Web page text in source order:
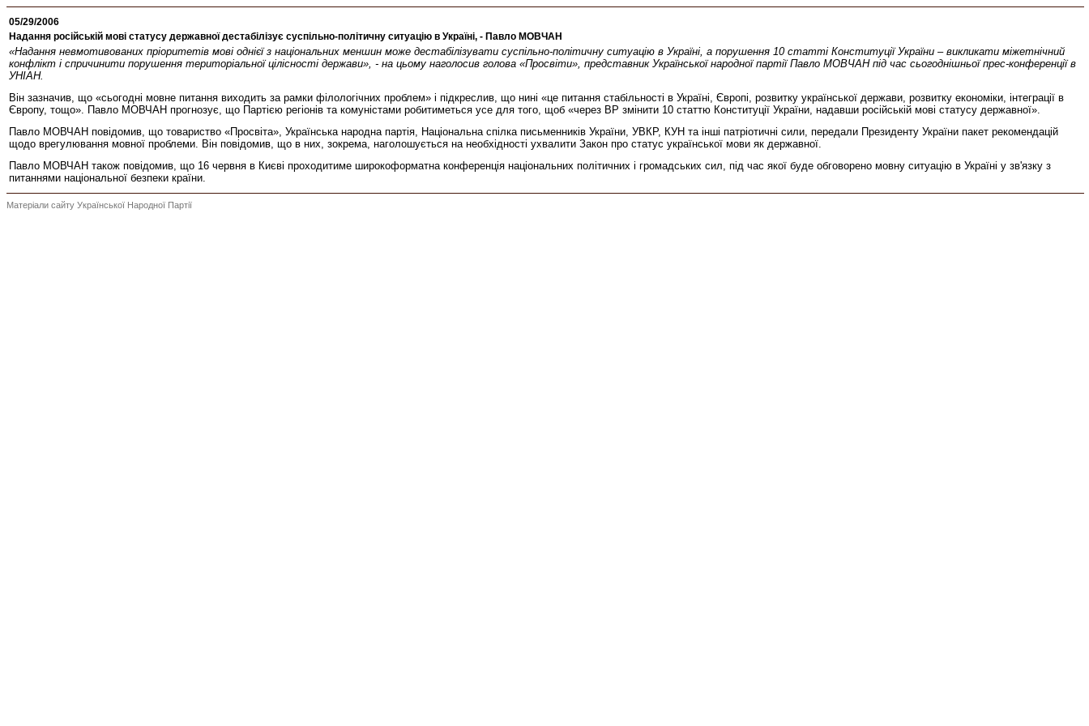
05/29/2006
Надання російській мові статусу державної дестабілізує суспільно-політичну ситуацію в Україні, - Павло МОВЧАН
«Надання невмотивованих пріоритетів мові однієї з національних меншин може дестабілізувати суспільно-політичну ситуацію в Україні, а порушення 10 статті Конституції України – викликати міжетнічний
конфлікт і спричинити порушення територіальної цілісності держави», - на цьому наголосив голова «Просвіти», представник Української народної партії Павло МОВЧАН під час сьогоднішньої прес-конференції в
УНІАН.
Він зазначив, що «сьогодні мовне питання виходить за рамки філологічних проблем» і підкреслив, що нині «це питання стабільності в Україні, Європі, розвитку української держави, розвитку економіки, інтеграції в
Європу, тощо». Павло МОВЧАН прогнозує, що Партією регіонів та комуністами робитиметься усе для того, щоб «через ВР змінити 10 статтю Конституції України, надавши російській мові статусу державної».
Павло МОВЧАН повідомив, що товариство «Просвіта», Українська народна партія, Національна спілка письменників України, УВКР, КУН та інші патріотичні сили, передали Президенту України пакет рекомендацій
щодо врегулювання мовної проблеми. Він повідомив, що в них, зокрема, наголошується на необхідності ухвалити Закон про статус української мови як державної.
Павло МОВЧАН також повідомив, що 16 червня в Києві проходитиме широкоформатна конференція національних політичних і громадських сил, під час якої буде обговорено мовну ситуацію в Україні у зв'язку з
питаннями національної безпеки країни.
Матеріали сайту Української Народної Партії